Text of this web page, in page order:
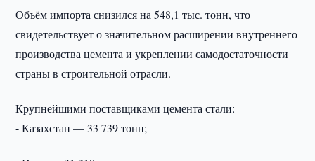
Объём импорта снизился на 548,1 тыс. тонн, что
свидетельствует о значительном расширении внутреннего
производства цемента и укреплении самодостаточности
страны в строительной отрасли.
Крупнейшими поставщиками цемента стали:
- Казахстан — 33 739 тонн;